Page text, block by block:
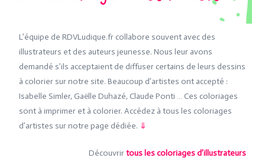
L’équipe de RDVLudique.fr collabore souvent avec des
illustrateurs et des auteurs jeunesse. Nous leur avons
demandé s’ils acceptaient de diffuser certains de leurs dessins
à colorier sur notre site. Beaucoup d’artistes ont accepté :
Isabelle Simler, Gaëlle Duhazé, Claude Ponti … Ces coloriages
sont à imprimer et à colorier. Accédez à tous les coloriages
d’artistes sur notre page dédiée. ⇓
Découvrirtous les coloriages d’illustrateurs